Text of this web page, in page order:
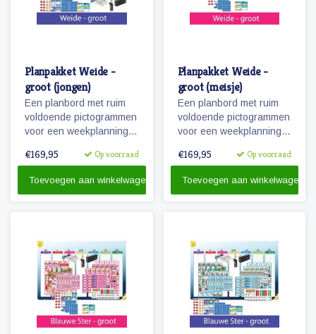
Planpakket Weide -
groot (jongen)
Een planbord met ruim
voldoende pictogrammen
voor een weekplanning
voor o.a. belonen, weer
een set stiften en
€169,95 Op voorraad
Toevoegen aan winkelwagen
Planpakket Weide -
groot (meisje)
Een planbord met ruim
voldoende pictogrammen
voor een weekplanning
voor o.a. belonen, weer
een set stiften en
€169,95 Op voorraad
Toevoegen aan winkelwagen